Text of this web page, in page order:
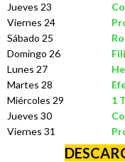
Jueves 23
Viernes 24
Sábado 25
Domingo 26
Lunes 27
Martes 28
Miércoles 29
1
Jueves 30
Viernes 31